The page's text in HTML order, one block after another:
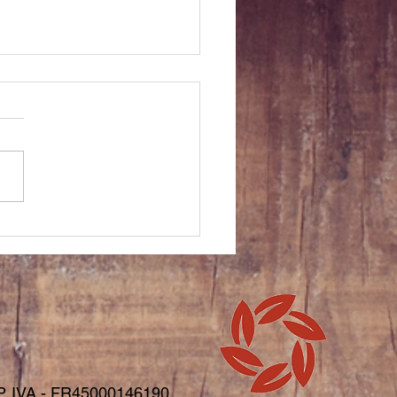
DELLA
ITALIANA 19
2024, CHEF
RONGO
RISTORANTE
A LIVORNO